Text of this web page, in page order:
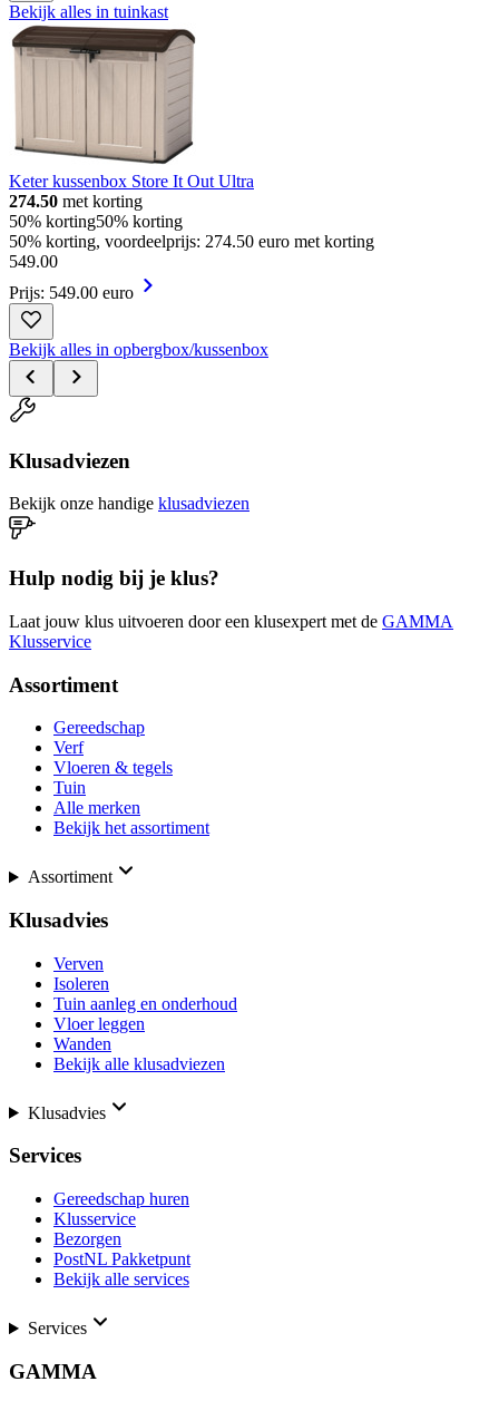
Bekijk alles in tuinkast
Keter kussenbox Store It Out Ultra
274.50 met korting
50% korting50% korting
50% korting, voordeelprijs: 274.50 euro met korting
549.00
Prijs: 549.00 euro
Bekijk alles in opbergbox/kussenbox
Klusadviezen
Bekijk onze handige klusadviezen
Hulp nodig bij je klus?
Laat jouw klus uitvoeren door een klusexpert met de GAMMA
Klusservice
Assortiment
Gereedschap
Verf
Vloeren & tegels
Tuin
Alle merken
Bekijk het assortiment
Assortiment
Klusadvies
Verven
Isoleren
Tuin aanleg en onderhoud
Vloer leggen
Wanden
Bekijk alle klusadviezen
Klusadvies
Services
Gereedschap huren
Klusservice
Bezorgen
PostNL Pakketpunt
Bekijk alle services
Services
GAMMA